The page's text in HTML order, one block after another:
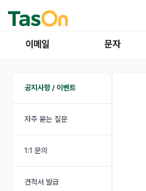
이메일 문자
공지사항 / 이벤트
자주 묻는 질문
1:1 문의
견적서 발급